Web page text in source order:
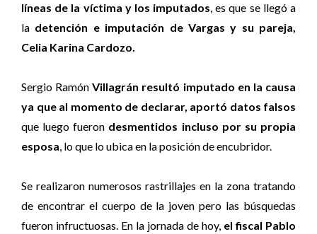
líneas de la víctima y los imputados, es que se llegó a
la detención e imputación de Vargas y su pareja,
Celia Karina Cardozo.
Sergio RamónVillagrán resultó imputado en la causa
ya que al momento de declarar, aportó datos falsos
que luego fueron desmentidos incluso por su propia
esposa, lo que lo ubica en la posición de encubridor.
Se realizaron numerosos rastrillajes en la zona tratando
de encontrar el cuerpo de la joven pero las búsquedas
fueron infructuosas. En la jornada de hoy, el fiscal Pablo